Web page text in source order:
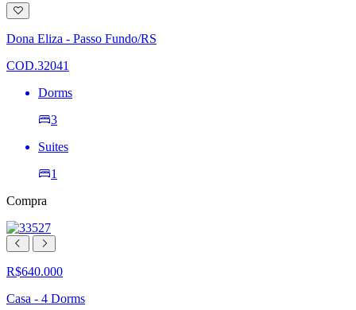
Adicionar
à
lista
de
Dona Eliza - Passo Fundo/RS
COD.32041
Dorms
3
Suites
1
Compra
R$640.000
Casa - 4 Dorms